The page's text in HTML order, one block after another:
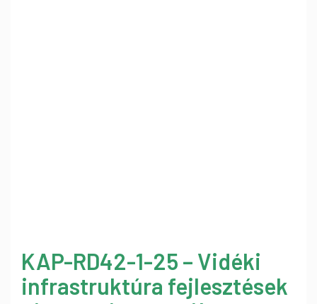
KAP-RD42-1-25 – Vidéki
infrastruktúra fejlesztések